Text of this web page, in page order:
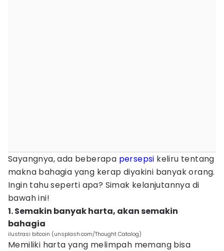
Sayangnya, ada beberapa persepsi keliru tentang
makna bahagia yang kerap diyakini banyak orang.
Ingin tahu seperti apa? Simak kelanjutannya di
bawah ini!
1. Semakin banyak harta, akan semakin
bahagia
ilustrasi bitcoin (unsplash.com/Thought Catalog)
Memiliki harta yang melimpah memang bisa